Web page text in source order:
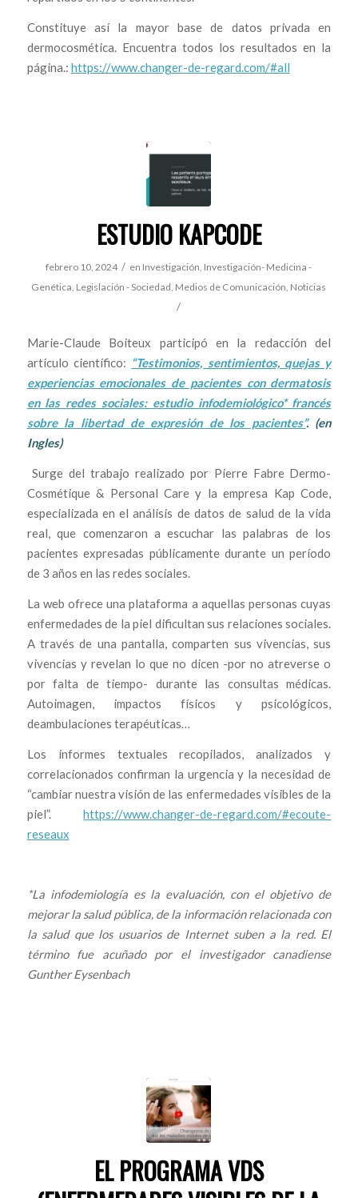
Constituye así la mayor base de datos privada en
dermocosmética. Encuentra todos los resultados en la
página.: https://www.changer-de-regard.com/#all
ESTUDIO KAPCODE
febrero 10, 2024 / en Investigación Investigación- Medicina -
Genética Legislación - Sociedad Medios de Comunicación Noticias
/
Marie-Claude Boiteux participó en la redacción del
artículo científico: “Testimonios, sentimientos, quejas y
experiencias emocionales de pacientes con dermatosis
en las redes sociales: estudio infodemiológico* francés
sobre la libertad de expresión de los pacientes”. (en
Ingles)
Surge del trabajo realizado por Pierre Fabre Dermo-
Cosmétique & Personal Care y la empresa Kap Code,
especializada en el análisis de datos de salud de la vida
real, que comenzaron a escuchar las palabras de los
pacientes expresadas públicamente durante un período
de 3 años en las redes sociales.
La web ofrece una plataforma a aquellas personas cuyas
enfermedades de la piel dificultan sus relaciones sociales.
A través de una pantalla, comparten sus vivencias, sus
vivencias y revelan lo que no dicen -por no atreverse o
por falta de tiempo- durante las consultas médicas.
Autoimagen, impactos físicos y psicológicos,
deambulaciones terapéuticas…
Los informes textuales recopilados, analizados y
correlacionados confirman la urgencia y la necesidad de
“cambiar nuestra visión de las enfermedades visibles de la
piel”.https://www.changer-de-regard.com/#ecoute-
reseaux
*La infodemiología es la evaluación, con el objetivo de
mejorar la salud pública, de la información relacionada con
la salud que los usuarios de Internet suben a la red. El
término fue acuñado por el investigador canadiense
Gunther Eysenbach
EL PROGRAMA VDS